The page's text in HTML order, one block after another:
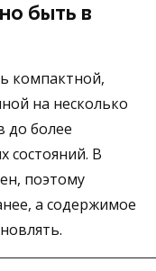
быть в
компактной,
на несколько
до более
состояний. В
поэтому
а содержимое